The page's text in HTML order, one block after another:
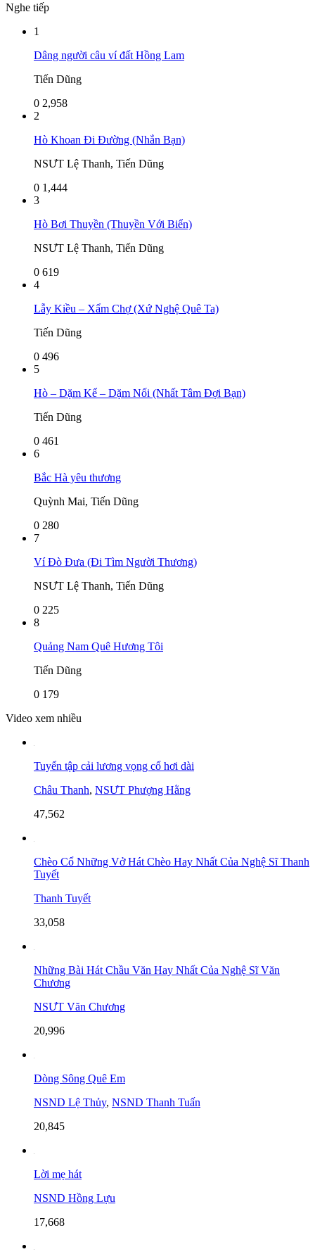
Nghe tiếp
1
Dâng người câu ví đất Hồng Lam
Tiến Dũng
0 2,958
2
Hò Khoan Đi Đường (Nhắn Bạn)
NSƯT Lệ Thanh, Tiến Dũng
0 1,444
3
Hò Bơi Thuyền (Thuyền Với Biển)
NSƯT Lệ Thanh, Tiến Dũng
0 619
4
Lẫy Kiều – Xẩm Chợ (Xứ Nghệ Quê Ta)
Tiến Dũng
0 496
5
Hò – Dặm Kể – Dặm Nối (Nhất Tâm Đợi Bạn)
Tiến Dũng
0 461
6
Bắc Hà yêu thương
Quỳnh Mai, Tiến Dũng
0 280
7
Ví Đò Đưa (Đi Tìm Người Thương)
NSƯT Lệ Thanh, Tiến Dũng
0 225
8
Quảng Nam Quê Hương Tôi
Tiến Dũng
0 179
Video xem nhiều
Tuyển tập cải lương vọng cổ hơi dài
Châu Thanh, NSƯT Phượng Hằng
47,562
Chèo Cổ Những Vở Hát Chèo Hay Nhất Của Nghệ Sĩ Thanh
Tuyết
Thanh Tuyết
33,058
Những Bài Hát Chầu Văn Hay Nhất Của Nghệ Sĩ Văn
Chương
NSƯT Văn Chương
20,996
Dòng Sông Quê Em
NSND Lệ Thủy, NSND Thanh Tuấn
20,845
Lời mẹ hát
NSND Hồng Lựu
17,668